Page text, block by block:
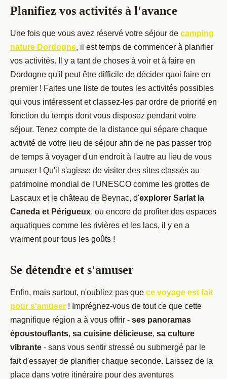
Planifiez vos activités à l'avance
Une fois que vous avez réservé votre séjour de camping
nature Dordogne, il est temps de commencer à planifier
vos activités. Il y a tant de choses à voir et à faire en
Dordogne qu'il peut être difficile de décider quoi faire en
premier ! Faites une liste de toutes les activités possibles
qui vous intéressent et classez-les par ordre de priorité en
fonction du temps dont vous disposez pendant votre
séjour. Tenez compte de la distance qui sépare chaque
activité de votre lieu de séjour afin de ne pas passer trop
de temps à voyager d'un endroit à l'autre au lieu de vous
amuser ! Qu'il s'agisse de visiter des sites classés au
patrimoine mondial de l'UNESCO comme les grottes de
Lascaux et le château de Beynac, d'explorer Sarlat la
Caneda et Périgueux, ou encore de profiter des espaces
aquatiques comme les rivières et les lacs, il y en a
vraiment pour tous les goûts !
Se détendre et s'amuser
Enfin, mais surtout, n'oubliez pas que ce voyage est fait
pour s'amuser ! Imprégnez-vous de tout ce que cette
magnifique région a à vous offrir - ses panoramas
époustouflants, sa cuisine délicieuse, sa culture
vibrante - sans vous sentir stressé ou submergé par le
fait d'essayer de planifier chaque seconde. Laissez de la
place dans votre itinéraire pour des aventures